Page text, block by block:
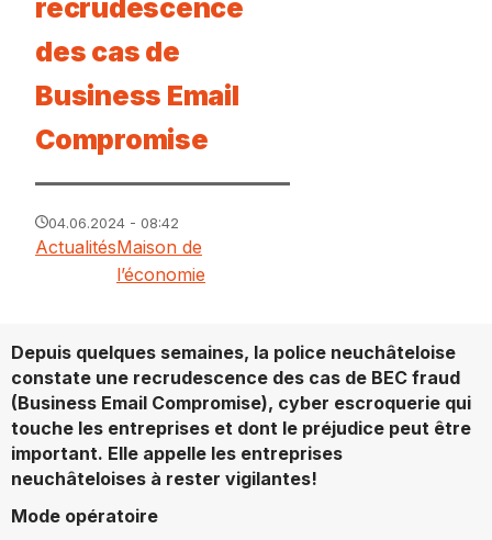
recrudescence
des cas de
Business Email
Compromise
04.06.2024 - 08:42
ActualitésMaison de
l’économie
Depuis quelques semaines, la police neuchâteloise
constate une recrudescence des cas de BEC fraud
(Business Email Compromise), cyber escroquerie qui
touche les entreprises et dont le préjudice peut être
important. Elle appelle les entreprises
neuchâteloises à rester vigilantes!
Mode opératoire